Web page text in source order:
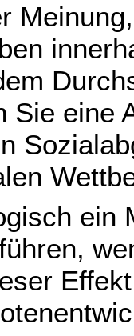
Sie eine
ein